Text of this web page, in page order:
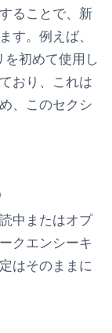
ることで、新
す。例えば、
を初めて使用し
おり、これは
、このセクシ
中またはオプ
クエンシーキ
はそのままに